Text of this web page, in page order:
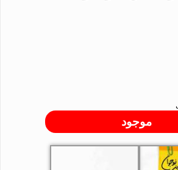
موجود